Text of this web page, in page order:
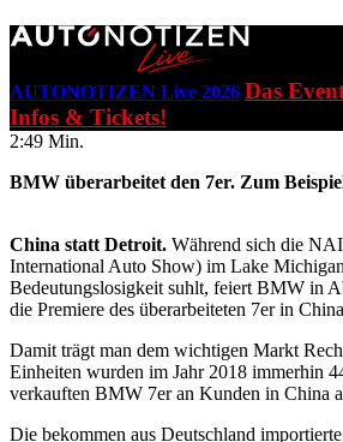
AUTONOTIZEN Live 2026 Das
Infos & Tickets!
2:49 Min.
BMW überarbeitet den 7er. Zum
China statt Detroit. Während sich die
International Auto Show) im Lake
Bedeutungslosigkeit suhlt, feiert BMW in
die Premiere des überarbeiteten 7er in
Damit trägt man dem wichtigen Markt
Einheiten wurden im Jahr 2018 immerhin
verkauften BMW 7er an Kunden in China
Die bekommen aus Deutschland